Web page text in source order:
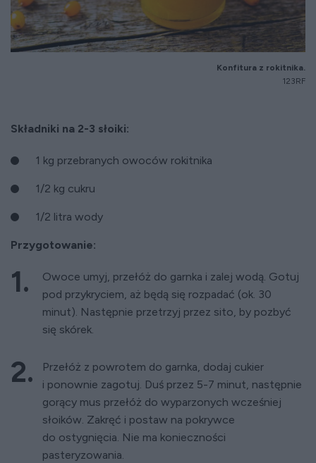
Konfitura z rokitnika.
123RF
Składniki na 2-3 słoiki:
1 kg przebranych owoców rokitnika
1/2 kg cukru
1/2 litra wody
Przygotowanie:
Owoce umyj, przełóż do garnka i zalej wodą. Gotuj
pod przykryciem, aż będą się rozpadać (ok. 30
minut). Następnie przetrzyj przez sito, by pozbyć
się skórek.
Przełóż z powrotem do garnka, dodaj cukier
i ponownie zagotuj. Duś przez 5-7 minut, następnie
gorący mus przełóż do wyparzonych wcześniej
słoików. Zakręć i postaw na pokrywce
do ostygnięcia. Nie ma konieczności
pasteryzowania.